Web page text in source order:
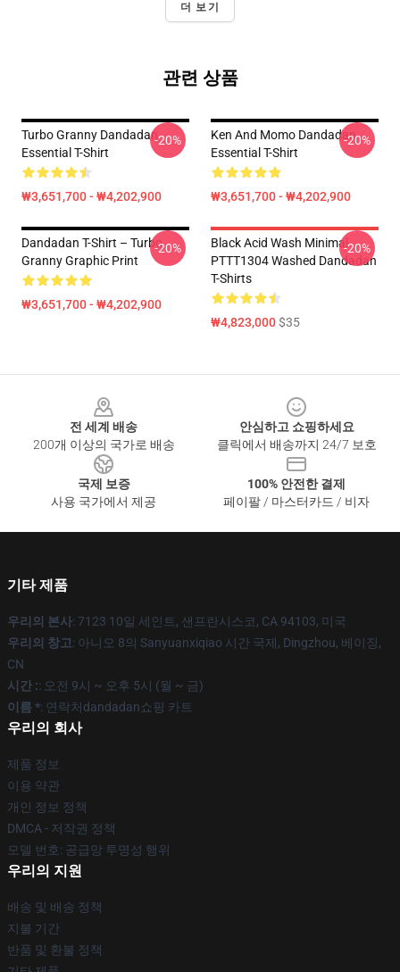
더 보기
관련 상품
Turbo Granny Dandadan
Essential T-Shirt
₩3,651,700 - ₩4,202,900
-20%
Ken And Momo Dandadan
Essential T-Shirt
₩3,651,700 - ₩4,202,900
-20%
Dandadan T-Shirt – Turbo
Granny Graphic Print
₩3,651,700 - ₩4,202,900
-20%
Black Acid Wash Minimal
PTTT1304 Washed Dandadan
T-Shirts
₩4,823,000$35
-20%
전 세계 배송
200개 이상의 국가로 배송
안심하고 쇼핑하세요
클릭에서 배송까지 24/7 보호
국제 보증
사용 국가에서 제공
100% 안전한 결제
페이팔 / 마스터카드 / 비자
기타 제품
우리의 본사: 7123 10일 세인트, 샌프란시스코, CA 94103, 미국
우리의 창고: 아니오 8의 Sanyuanxiqiao 시간 국제, Dingzhou, 베이징,
CN
시간 :: 오전 9시 ~ 오후 5시 (월 ~ 금)
이름 *: 연락처dandadan쇼핑 카트
우리의 회사
제품 정보
이용 약관
개인 정보 정책
DMCA - 저작권 정책
모델 번호: 공급망 투명성 행위
우리의 지원
배송 및 배송 정책
지불 기간
반품 및 환불 정책